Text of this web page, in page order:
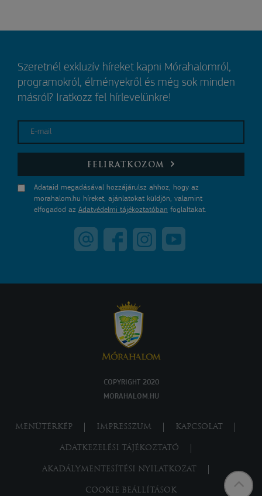
Szeretnél exkluzív híreket kapni Mórahalomról,
programokról, élményekről és még sok minden
másról? Iratkozz fel hírlevelünkre!
E-mail
FELIRATKOZOM
Adataid megadásával hozzájárulsz ahhoz, hogy az
morahalom.hu híreket, ajánlatokat küldjön, valamint
elfogadod az Adatvédelmi tájékoztatóban foglaltakat.
COPYRIGHT 2020
MORAHALOM.HU
MENÜTÉRKÉP IMPRESSZUM KAPCSOLAT
ADATKEZELÉSI TÁJÉKOZTATÓ
AKADÁLYMENTESÍTÉSI NYILATKOZAT
COOKIE BEÁLLÍTÁSOK